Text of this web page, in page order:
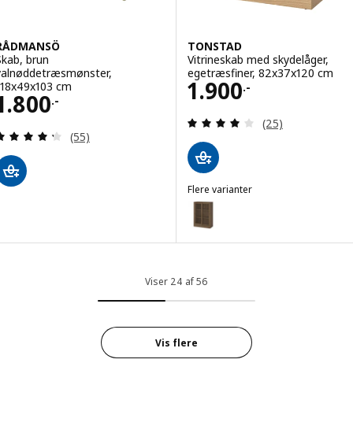
brun
cm
.-
1800.-
Anmeld: 4.3 ud af 5 Stjerner. Anmeldelser i alt:
(55)
TONSTAD
Vitrineskab med skydelåger,
egetræsfiner, 82x37x120 cm
1.900.-
Pris 1900.-
Anmeld: 4 ud
(25)
Flere varianter
TONSTAD
Mulighed: TONSTAD,
Viser 24 af 56
Vis flere